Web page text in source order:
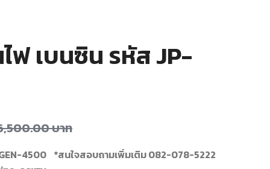
ฟ เบนซิน รหัส JP-
บาท
4500 *สนใจสอบถามเพิ่มเติม 082-078-5222